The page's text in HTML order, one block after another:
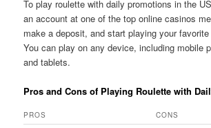
To play roulette with daily promotions in the
an account at one of the top online casinos
make a deposit, and start playing your
You can play on any device, including mobile
and tablets.
Pros and Cons of Playing Roulette with
PROS CONS